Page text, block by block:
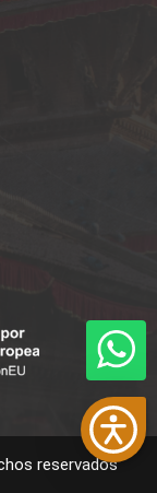
reservados